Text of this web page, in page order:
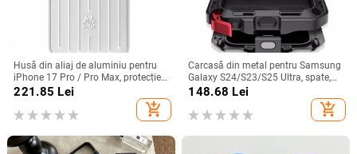
Husă din aliaj de aluminiu pentru
iPhone 17 Pro / Pro Max, protecție
anti-cădere, închidere magnetică,
turnare prin injecție, posibilitate de
personalizare
221.85 Lei
add_shopping_cart
Carcasă din metal pentru Samsung
Galaxy S24/S23/S25 Ultra, spate,
prelucrată, personalizabilă, disipare
căldură, anti-cadere, anti-amprentă
148.68 Lei
add_shopping_cart